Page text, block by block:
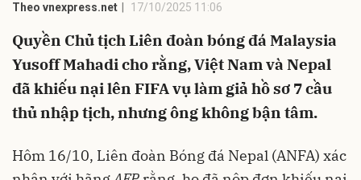
Theo vnexpress.net 17/10/2025 11:06
Quyền Chủ tịch Liên đoàn bóng đá Malaysia
Yusoff Mahadi cho rằng, Việt Nam và Nepal
đã khiếu nại lên FIFA vụ làm giả hồ sơ 7 cầu
thủ nhập tịch, nhưng ông không bận tâm.
Hôm 16/10, Liên đoàn Bóng đá Nepal (ANFA) xác
Hủy Gửi